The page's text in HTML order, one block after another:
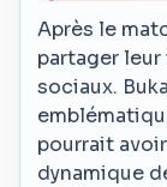
Après le
partager
sociaux.
pourrait
dynamique